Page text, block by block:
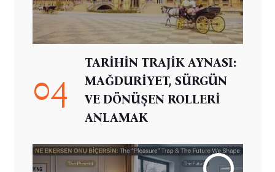
04
TARİHİN TRAJİK AYNASI:
MAĞDURİYET, SÜRGÜN
VE DÖNÜŞEN ROLLERİ
ANLAMAK